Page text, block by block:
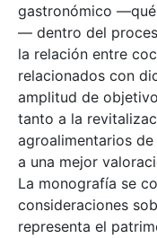
gastronómico
— dentro del
la relación entre
relacionados con
amplitud de
tanto a la
agroalimentarios
a una mejor
La monografía se
consideraciones
representa el